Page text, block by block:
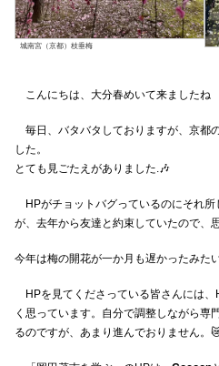
城南宮（京都）枝垂梅
こんにちは、大分春めいて来ましたね
毎日、バタバタしておりますが、京都
した。
とても見ごたえがありました.🎶
HPがチョットバグっているのにそれ所
が、去年から友達と約束していたので、
今年は梅の開花が一か月も遅かったみた
HPを見てくださっている皆さんには、
く思っています。自分で調整しながら専
るのですが、あまり進んでおりません。